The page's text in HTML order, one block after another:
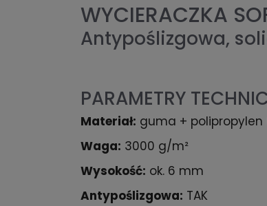
WYCIERACZKA
Antypoślizgowa,
PARAMETRY
Materiał: guma + polipropylen
Waga: 3000 g/m²
Wysokość: ok. 6 mm
Antypoślizgowa: TAK